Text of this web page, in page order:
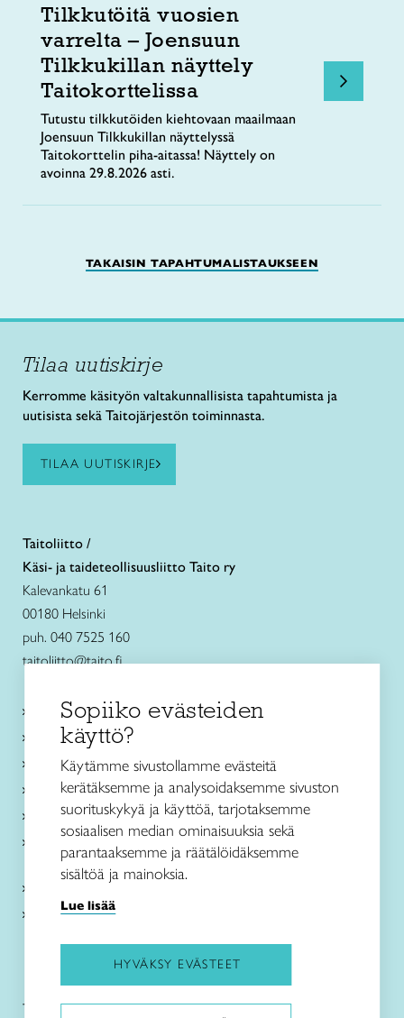
Tilkkutöitä vuosien
varrelta – Joensuun
Tilkkukillan näyttely
Taitokorttelissa
Tutustu tilkkutöiden kiehtovaan maailmaan
Joensuun Tilkkukillan näyttelyssä
Taitokorttelin piha-aitassa! Näyttely on
avoinna 29.8.2026 asti.
TAKAISIN TAPAHTUMALISTAUKSEEN
Tilaa uutiskirje
Kerromme käsityön valtakunnallisista tapahtumista ja
uutisista sekä Taitojärjestön toiminnasta.
TILAA UUTISKIRJE
Taitoliitto /
Käsi- ja taideteollisuusliitto Taito ry
Kalevankatu 61
00180 Helsinki
puh. 040 7525 160
taitoliitto@taito.fi
Käsityökurssit ja koulutus
Ajankohtaista
Käsityöohjeet
Me olemme Taito
Paikallinen toiminta
Verkkokaupat
Kirjaudu Arviin
Kirjaudu Taitocampukseen
Taitoliitto: Taito-lehti:
Sopiiko evästeiden
käyttö?
Käytämme sivustollamme evästeitä
kerätäksemme ja analysoidaksemme sivuston
suorituskykyä ja käyttöä, tarjotaksemme
sosiaalisen median ominaisuuksia sekä
parantaaksemme ja räätälöidäksemme
sisältöä ja mainoksia.
Lue lisää
HYVÄKSY EVÄSTEET